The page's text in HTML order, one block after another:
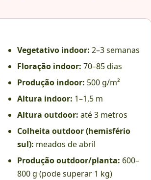
Vegetativo indoor: 2–3 semanas
Floração indoor: 70–85 dias
Produção indoor: 500 g/m²
Altura indoor: 1–1,5 m
Altura outdoor: até 3 metros
Colheita outdoor (hemisfério
sul): meados de abril
Produção outdoor/planta: 600–
800 g (pode superar 1 kg)